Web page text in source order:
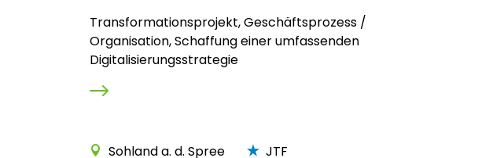
Transformationsprojekt, Geschäftsprozess /
Organisation, Schaffung einer umfassenden
Digitalisierungsstrategie
Sohland a. d. Spree JTF